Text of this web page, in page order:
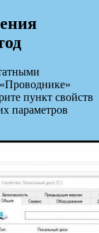
пункт свойств
параметров